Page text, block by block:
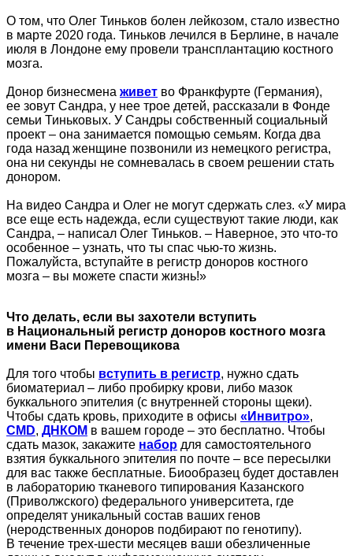
О том, что Олег Тиньков болен лейкозом, стало известно
в марте 2020 года. Тиньков лечился в Берлине, в начале
июля в Лондоне ему провели трансплантацию костного
мозга.
Донор бизнесмена живет во Франкфурте (Германия),
ее зовут Сандра, у нее трое детей, рассказали в Фонде
семьи Тиньковых. У Сандры собственный социальный
проект – она занимается помощью семьям. Когда два
года назад женщине позвонили из немецкого регистра,
она ни секунды не сомневалась в своем решении стать
донором.
На видео Сандра и Олег не могут сдержать слез. «У мира
все еще есть надежда, если существуют такие люди, как
Сандра, – написал Олег Тиньков. – Наверное, это что-то
особенное – узнать, что ты спас чью-то жизнь.
Пожалуйста, вступайте в регистр доноров костного
мозга – вы можете спасти жизнь!»
Что делать, если вы захотели вступить
в Национальный регистр доноров костного мозга
имени Васи Перевощикова
Для того чтобы вступить в регистр, нужно сдать
биоматериал – либо пробирку крови, либо мазок
буккального эпителия (с внутренней стороны щеки).
Чтобы сдать кровь, приходите в офисы «Инвитро»,
CMD, ДНКОМ в вашем городе – это бесплатно. Чтобы
сдать мазок, закажите набор для самостоятельного
взятия буккального эпителия по почте – все пересылки
для вас также бесплатные. Биообразец будет доставлен
в лабораторию тканевого типирования Казанского
(Приволжского) федерального университета, где
определят уникальный состав ваших генов
(неродственных доноров подбирают по генотипу).
В течение трех-шести месяцев ваши обезличенные